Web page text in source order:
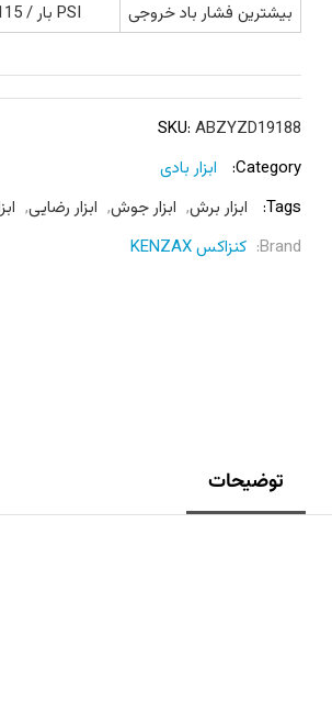
8 بار / 115 PSI
بیشترین فشار باد خروجی
SKU:ABZYZD19188
Category:
ابزار بادی
Tags:
ابزار برش, ابزار جوش, ابزار رضایی,
Brand: کنزاکس KENZAX
توضیحات